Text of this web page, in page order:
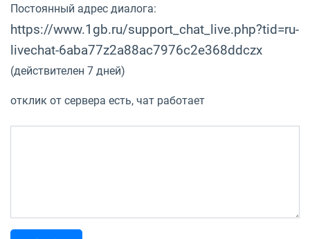
Постоянный адрес диалога:
https://www.1gb.ru/support_chat_live.php?tid=ru-
livechat-6aba77z2a88ac7976c2e368ddczx
(действителен 7 дней)
отклик от сервера есть, чат работает